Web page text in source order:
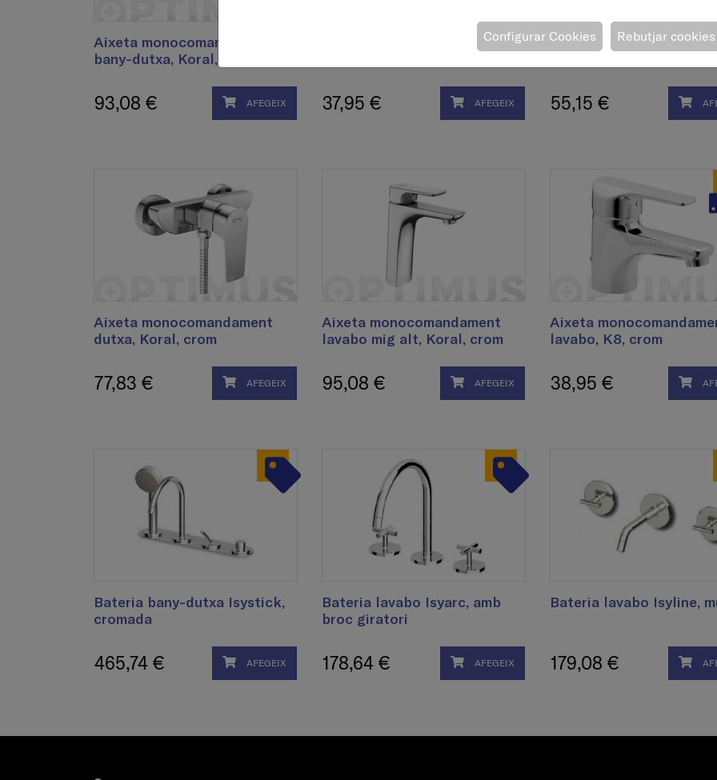
Aixeta monocomandament
bany-dutxa, Koral, crom
93,08 € AFEGEIX
Aixeta monocomandament
37,95 € AFEGEIX
Aixeta
55,15 €
Aixeta monocomandament
dutxa, Koral, crom
77,83 € AFEGEIX
Aixeta monocomandament
lavabo mig alt, Koral, crom
95,08 € AFEGEIX
Aixeta
lavabo, K8, crom
38,95 €
Bateria bany-dutxa Isystick,
cromada
465,74 € AFEGEIX
Bateria lavabo Isyarc, amb
broc giratori
178,64 € AFEGEIX
Bateria lavabo Isyline,
179,08 €
Rebutjar cookies
Configurar Cookies